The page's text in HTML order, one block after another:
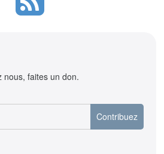
nous, faites un don.